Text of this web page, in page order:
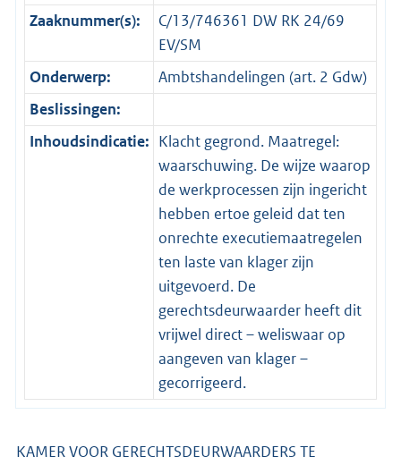
Zaaknummer(s):
C/13/746361 DW RK 24/69
EV/SM
Onderwerp:
Ambtshandelingen (art. 2 Gdw)
Beslissingen:
Inhoudsindicatie: Klacht gegrond. Maatregel:
waarschuwing. De wijze waarop
de werkprocessen zijn ingericht
hebben ertoe geleid dat ten
onrechte executiemaatregelen
ten laste van klager zijn
uitgevoerd. De
gerechtsdeurwaarder heeft dit
vrijwel direct – weliswaar op
aangeven van klager –
gecorrigeerd.
KAMER VOOR GERECHTSDEURWAARDERS TE